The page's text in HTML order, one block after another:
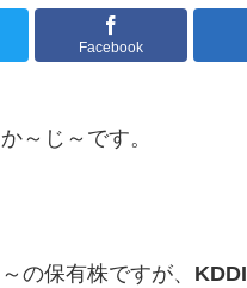
Facebook
～じ～です。
の保有株ですが、 KDDI